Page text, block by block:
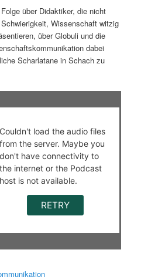
über Didaktiker, die nicht
Wissenschaft witzig
über Globuli und die
dabei
Scharlatane in Schach zu